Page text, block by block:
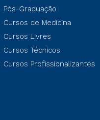
Pós-Graduação
Cursos de Medicina
Cursos Livres
Cursos Técnicos
Cursos Profissionalizantes